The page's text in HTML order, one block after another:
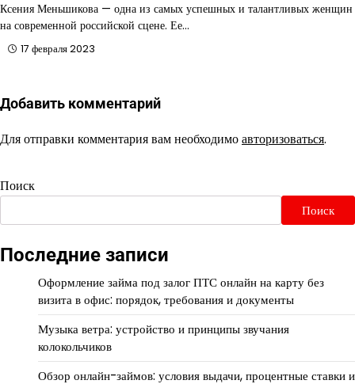
Ксения Меньшикова — одна из самых успешных и талантливых женщин
на современной российской сцене. Ее…
17 февраля 2023
Добавить комментарий
Для отправки комментария вам необходимоавторизоваться.
Поиск
Поиск
Последние записи
Оформление займа под залог ПТС онлайн на карту без
визита в офис: порядок, требования и документы
Музыка ветра: устройство и принципы звучания
колокольчиков
Обзор онлайн-займов: условия выдачи, процентные ставки и